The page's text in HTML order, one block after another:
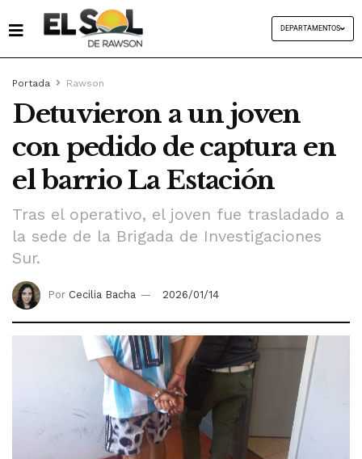
DEPARTAMENTOS
Portada Rawson
Detuvieron a un joven
con pedido de captura en
el barrio La Estación
Tras el operativo, el joven fue trasladado a
la sede de la Brigada de Investigaciones
Sur.
Por Cecilia Bacha 2026/01/14